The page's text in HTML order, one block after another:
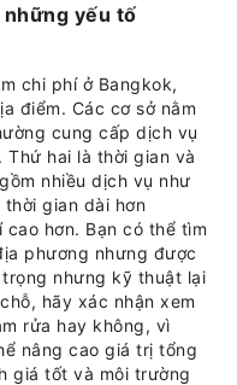
những yếu tố
chi phí ở Bangkok,
điểm. Các cơ sở nằm
cung cấp dịch vụ
hai là thời gian và
nhiều dịch vụ như
gian dài hơn
hơn. Bạn có thể tìm
phương nhưng được
nhưng kỹ thuật lại
hãy xác nhận xem
rửa hay không, vì
nâng cao giá trị tổng
giá tốt và môi trường